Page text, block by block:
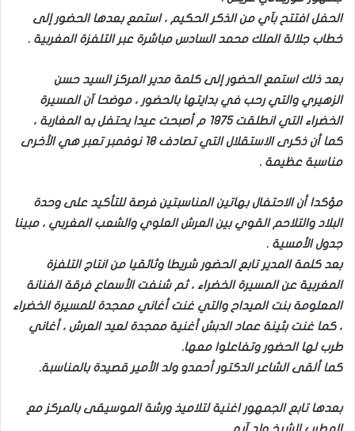
الحفل افتتح بآي من الذكر الحكيم ، استمع بعدها الحضور إلى
خطاب جلالة الملك محمد السادس مباشرة عبر التلفزة المغربية .
بعد ذلك استمع الحضور إلى كلمة مدير المركز السيد حسن
الزهيري والتي رحب في بدايتها بالحضور ، موضحا آن المسيرة
الخضراء التي انطلقت 1975 م أصبحت عيدا يحتفل به المغاربة ،
كما أن ذكرى الاستقلال التي تصادف 18 نوفمبر تعبر هي الأخرى
مناسبة عظيمة .
مؤكدا أن الاحتفال بهاتين المناسبتين فرصة للتأكيد على وحدة
البلاد والتلاحم القوي بين العرش العلوي والشعب المغربي ، مبينا
جدول الأمسية .
بعد كلمة المدير تابع الحضور شريطا وثائقيا من انتاج التلفزة
المغربية عن المسيرة الخضراء ، ثم شنفت الأسماع فرقة الفنانة
المعلومة بنت الميداح والتي غنت أغاني ممجدة للمسيرة الخضراء
، كما غنت بثينة عماد الدبش أغنية ممجدة لعيد العرش ، أغاني
طرب لها الحضور وتفاعلوا معها.
كما ألقى الشاعر الدكتور أحمدو ولد الأمير قصيدة بالمناسبة.
بعدها تابع الجمهور اغنية لتلاميذ ورشة الموسيقى بالمركز مع